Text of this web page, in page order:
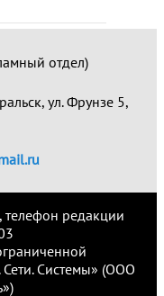
отдел)
ул. Фрунзе 5,
телефон редакции
Сети. Системы» (ООО